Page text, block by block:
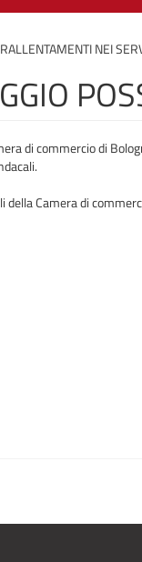
NEI
di commercio di
della Camera di